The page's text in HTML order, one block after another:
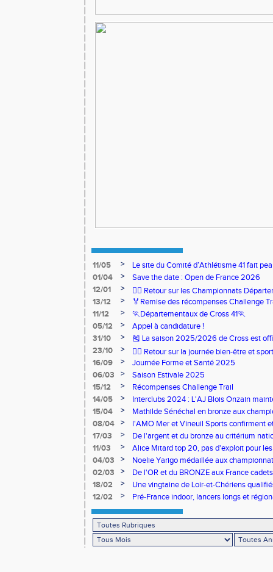
11/05 >
Le site du Comité d’Athlétisme 41 fait
01/04
>
Save the date : Open de France 2026
12/01
>
🏃‍♂️ Retour sur les Championnats
13/12
>
🏅Remise des récompenses Challenge
11/12
>
🏃Départementaux de Cross 41🏃
05/12
>
Appel à candidature !
31/10
>
🎽 La saison 2025/2026 de Cross est
23/10
>
🧘‍♀️ Retour sur la journée bien-être et
16/09
>
Journée Forme et Santé 2025
06/03
>
Saison Estivale 2025
15/12
>
Récompenses Challenge Trail
14/05
>
Interclubs 2024 : L'AJ Blois Onzain
Romorantin en N2B
15/04 >
Mathilde Sénéchal en bronze aux
08/04
>
l'AMO Mer et Vineuil Sports confirment
benjamins
17/03 >
De l'argent et du bronze au critérium
11/03
>
Alice Mitard top 20, pas d'exploit pour
04/03
>
Noelie Yarigo médaillée aux
02/03
>
De l'OR et du BRONZE aux France
18/02
>
Une vingtaine de Loir-et-Chériens
12/02
> Pré-France indoor, lancers longs et